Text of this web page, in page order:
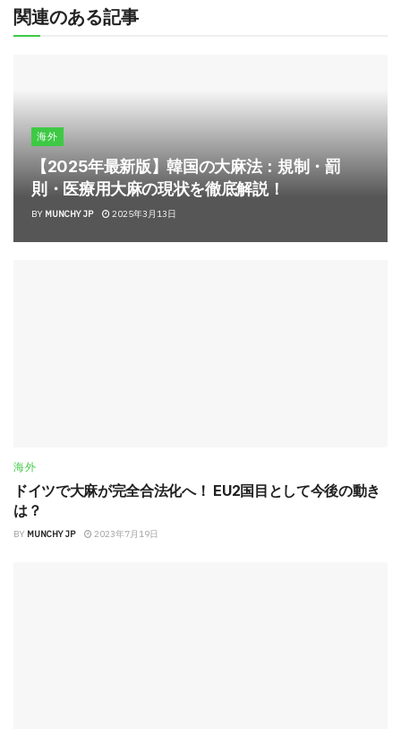
関連のある記事
海外
【2025年最新版】韓国の大麻法：規制・罰
則・医療用大麻の現状を徹底解説！
BY MUNCHY JP 2025年3月13日
海外
ドイツで大麻が完全合法化へ！ EU2国目として今後の動き
は？
BY MUNCHY JP 2023年7月19日